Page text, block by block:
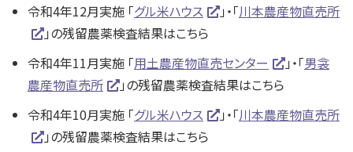
令和4年12月実施 「グル米ハウス 」・「川本農産物直売所
」の残留農薬検査結果はこちら
令和4年11月実施 「用土農産物直売センター 」・「男衾
農産物直売所
」の残留農薬検査結果はこちら
令和4年10月実施 「グル米ハウス 」・「川本農産物直売所
」の残留農薬検査結果はこちら